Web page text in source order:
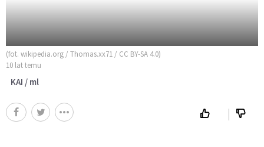
(fot. wikipedia.org / Thomas.xx71 / CC BY-SA 4.0)
10 lat temu
KAI / ml